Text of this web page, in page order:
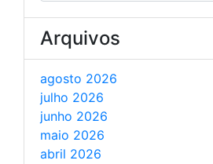
Arquivos
agosto 2026
julho 2026
junho 2026
maio 2026
abril 2026